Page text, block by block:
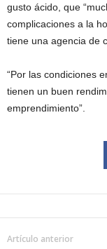
gusto ácido, que
complicaciones a la
tiene una agencia de
“Por las condiciones
tienen un buen
emprendimiento”.
Artículo anterior